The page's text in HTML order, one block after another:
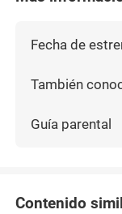
gran
al límite:
descansos,
Fecha de
También
Guía parental
Contenido